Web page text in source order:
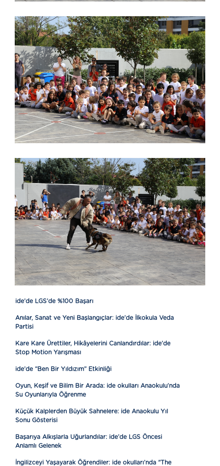
ide’de LGS’de %100 Başarı
Anılar, Sanat ve Yeni Başlangıçlar: ide’de İlkokula Veda
Partisi
Kare Kare Ürettiler, Hikâyelerini Canlandırdılar: ide’de
Stop Motion Yarışması
ide’de “Ben Bir Yıldızım” Etkinliği
Oyun, Keşif ve Bilim Bir Arada: ide okulları Anaokulu’nda
Su Oyunlarıyla Öğrenme
Küçük Kalplerden Büyük Sahnelere: ide Anaokulu Yıl
Sonu Gösterisi
Başarıya Alkışlarla Uğurlandılar: ide’de LGS Öncesi
Anlamlı Gelenek
İngilizceyi Yaşayarak Öğrendiler: ide okulları’nda "The